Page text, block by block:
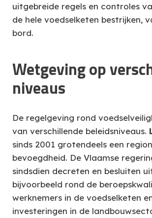
uitgebreide regels en controles
de hele voedselketen bestrijken,
bord.
Wetgeving op
niveaus
De regelgeving rond
van verschillende beleidsniveaus.
sinds 2001 grotendeels een
bevoegdheid. De Vlaamse
sindsdien decreten en besluiten
bijvoorbeeld rond de
werknemers in de voedselketen
investeringen in de